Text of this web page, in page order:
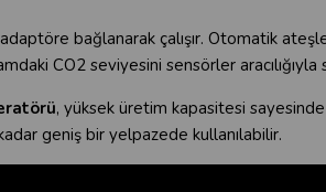
bağlanarak çalışır. Otomatik
CO2 seviyesini sensörler
, yüksek üretim kapasitesi
geniş bir yelpazede kullanılabilir.